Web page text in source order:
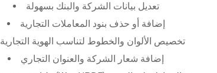
تعديل بيانات الشركة والبنك بسهولة
إضافة أو حذف بنود المعاملات التجارية
تخصيص الألوان والخطوط لتناسب الهوية التجارية
إضافة شعار الشركة والعنوان التجاري